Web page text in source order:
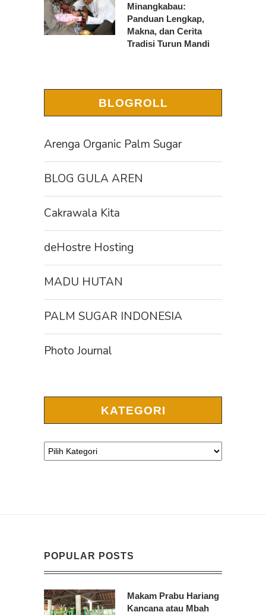
Minangkabau:
Panduan Lengkap,
Makna, dan Cerita
Tradisi Turun Mandi
BLOGROLL
Arenga Organic Palm Sugar
BLOG GULA AREN
Cakrawala Kita
deHostre Hosting
MADU HUTAN
PALM SUGAR INDONESIA
Photo Journal
KATEGORI
POPULAR POSTS
Makam Prabu Hariang
Kancana atau Mbah